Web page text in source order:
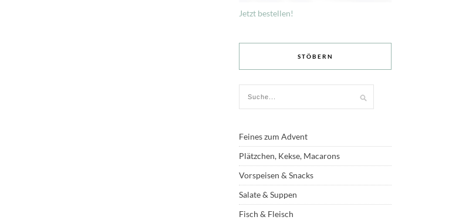
Jetzt bestellen!
STÖBERN
Feines zum Advent
Plätzchen, Kekse, Macarons
Vorspeisen & Snacks
Salate & Suppen
Fisch & Fleisch